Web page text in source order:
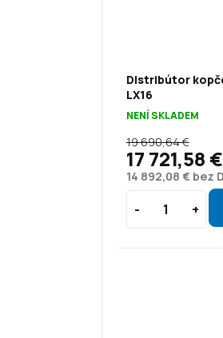
Distribútor
LX16
NENÍ SKLADEM
14 892,08 € bez
19 690,64 €
17 721,58 €